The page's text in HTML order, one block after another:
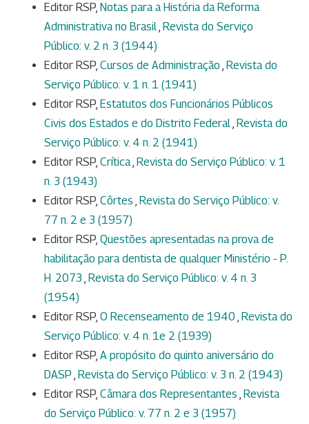
Editor RSP, Notas para a História da Reforma
Administrativa no Brasil, Revista do Serviço
Público: v. 2 n. 3 (1944)
Editor RSP, Cursos de Administração , Revista do
Serviço Público: v. 1 n. 1 (1941)
Editor RSP, Estatutos dos Funcionários Públicos
Civis dos Estados e do Distrito Federal, Revista do
Serviço Público: v. 4 n. 2 (1941)
Editor RSP, Crítica, Revista do Serviço Público: v. 1
n. 3 (1943)
Editor RSP, Côrtes , Revista do Serviço Público: v.
77 n. 2 e 3 (1957)
Editor RSP, Questões apresentadas na prova de
habilitação para dentista de qualquer Ministério - P.
H. 2073 , Revista do Serviço Público: v. 4 n. 3
(1954)
Editor RSP, O Recenseamento de 1940 , Revista do
Serviço Público: v. 4 n. 1e 2 (1939)
Editor RSP, A propósito do quinto aniversário do
DASP , Revista do Serviço Público: v. 3 n. 2 (1943)
Editor RSP, Câmara dos Representantes , Revista
do Serviço Público: v. 77 n. 2 e 3 (1957)